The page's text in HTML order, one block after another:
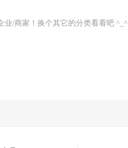
业/商家！换个其它的分类看看吧 ^_^